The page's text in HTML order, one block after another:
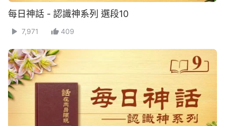
每日神話 - 認識神系列 選段10
7,971 409